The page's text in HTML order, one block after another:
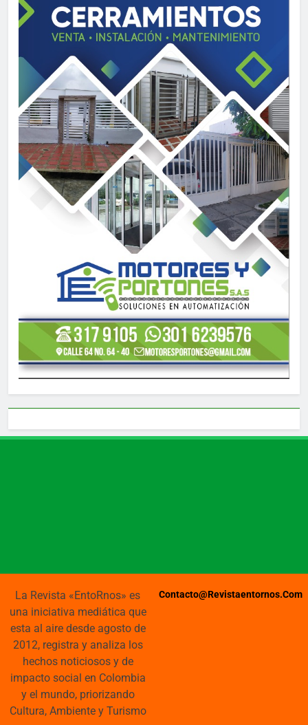
La Revista «EntoRnos» es
una iniciativa mediática que
esta al aire desde agosto de
2012, registra y analiza los
hechos noticiosos y de
impacto social en Colombia
y el mundo, priorizando
Cultura, Ambiente y Turismo
Contacto@revistaentornos.com